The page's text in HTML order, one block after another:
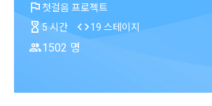
알림
✕
0/150 XP
첫걸음 프로젝트
5 시간
19 스테이지
1502 명